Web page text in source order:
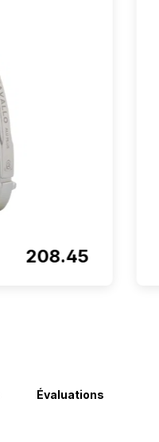
208.45
Évaluations